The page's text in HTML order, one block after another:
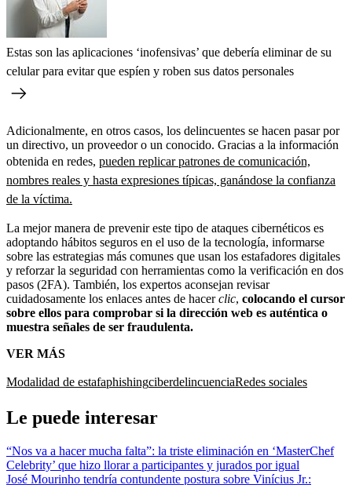
Estas son las aplicaciones ‘inofensivas’ que debería eliminar de su
celular para evitar que espíen y roben sus datos personales
Adicionalmente, en otros casos, los delincuentes se hacen pasar por
un directivo, un proveedor o un conocido. Gracias a la información
obtenida en redes, pueden replicar patrones de comunicación,
nombres reales y hasta expresiones típicas, ganándose la confianza
de la víctima.
La mejor manera de prevenir este tipo de ataques cibernéticos es
adoptando hábitos seguros en el uso de la tecnología, informarse
sobre las estrategias más comunes que usan los estafadores digitales
y reforzar la seguridad con herramientas como la verificación en dos
pasos (2FA). También, los expertos aconsejan revisar
cuidadosamente los enlaces antes de hacerclic, colocando el cursor
sobre ellos para comprobar si la dirección web es auténtica o
muestra señales de ser fraudulenta.
VER MÁS
Modalidad de estafaphishingciberdelincuenciaRedes sociales
Le puede interesar
“Nos va a hacer mucha falta”: la triste eliminación en ‘MasterChef
Celebrity’ que hizo llorar a participantes y jurados por igual
José Mourinho tendría contundente postura sobre Vinícius Jr.: